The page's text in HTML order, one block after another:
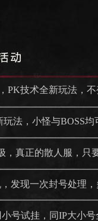
技术全新玩法，
法，小怪与BOSS均
真正的散人服，只
发现一次封号处理，
生！
号试挂，同IP大小号